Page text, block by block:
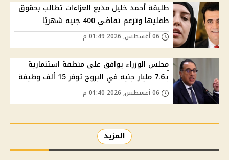
طليقة أحمد خليل مذيع العزاءات تطالب بحقوق
طفليها وتزعم تقاضي 400 جنيه شهريًا
مجلس الوزراء يوافق على منطقة استثمارية
بـ7.6 مليار جنيه في البروج توفر 15 ألف وظيفة
المزيد